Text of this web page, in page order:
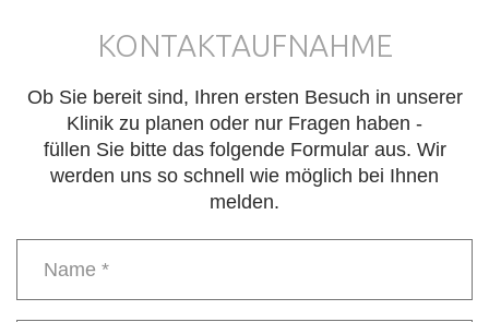
KONTAKTAUFNAHME
Ob Sie bereit sind, Ihren ersten Besuch in unserer
Klinik zu planen oder nur Fragen haben -
füllen Sie bitte das folgende Formular aus. Wir
werden uns so schnell wie möglich bei Ihnen
melden.